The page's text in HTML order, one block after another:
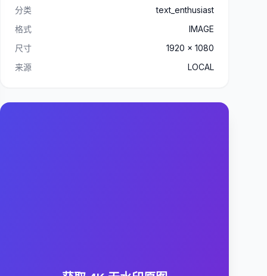
分类
text_enthusiast
格式
IMAGE
尺寸
1920 x 1080
来源
LOCAL